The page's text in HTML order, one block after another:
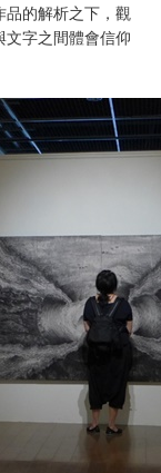
品的解析之下，觀
字之間體會信仰